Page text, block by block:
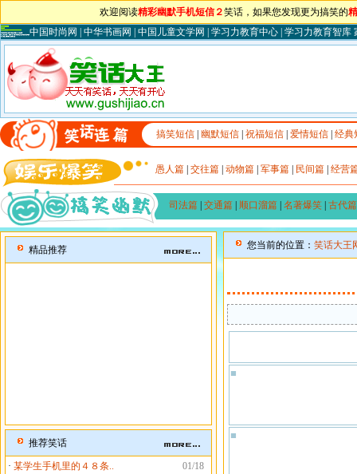
欢迎阅读精彩幽默手机短信２笑话，如果您发现更为搞笑的
中国时尚网
中华书画网 中国儿童文学网 学习力教育中心 学习力教育智库
搞笑短信 幽默短信 祝福短信 爱情短信 经典
愚人篇 交往篇 动物篇 军事篇 民间篇 经营
司法篇 交通篇 顺口溜篇 名著爆笑 古代篇
精品推荐
推荐笑话
· 某学生手机里的４８条..
01/18
您当前的位置： 笑话大王
■
■